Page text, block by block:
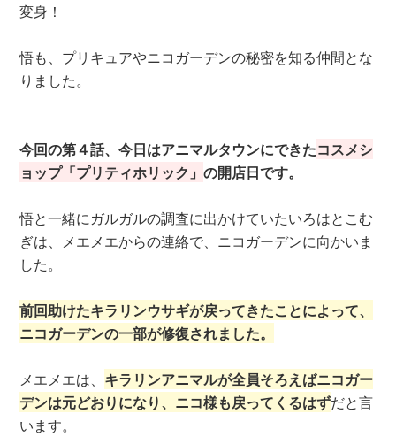
変身！
悟も、プリキュアやニコガーデンの秘密を知る仲間とな
りました。
今回の第４話、今日はアニマルタウンにできたコスメシ
ョップ「プリティホリック」の開店日です。
悟と一緒にガルガルの調査に出かけていたいろはとこむ
ぎは、メエメエからの連絡で、ニコガーデンに向かいま
した。
前回助けたキラリンウサギが戻ってきたことによって、
ニコガーデンの一部が修復されました。
メエメエは、 キラリンアニマルが全員そろえばニコガー
デンは元どおりになり、ニコ様も戻ってくるはずだと言
います。